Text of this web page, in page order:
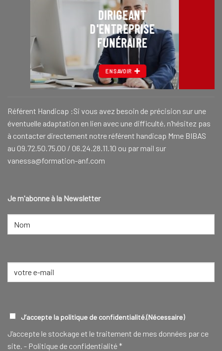
DIRIGEANT
D'ENTREPRISE
FUNÉRAIRE
EN SAVOIR
Référent Handicap :Si vous avez besoin de précision sur une
éventuelle adaptation en lien avec une difficulté, n’hésitez pas
à contacter directement notre référent handicap Mme BIBAS
au 09.72.50.75.00 / 06.24.28.11.10 ou par mail sur
vanessa@formation-anf.com
Je m'abonne à la Newsletter
NOM
RGPD(NÉCESSAIRE)
J’accepte la politique de confidentialité.(Nécessaire)
J‘accepte le stockage et le traitement de mes données par ce
site. - Politique de confidentialité*